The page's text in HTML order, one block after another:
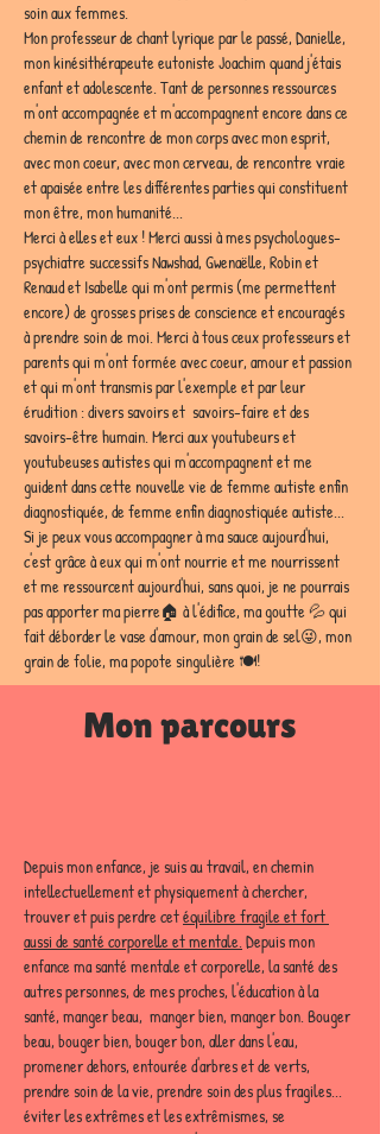
soin aux femmes.
Mon professeur de chant lyrique par le passé, Danielle,
mon kinésithérapeute eutoniste Joachim quand j'étais
enfant et adolescente. Tant de personnes ressources
m'ont accompagnée et m'accompagnent encore dans ce
chemin de rencontre de mon corps avec mon esprit,
avec mon coeur, avec mon cerveau, de rencontre vraie
et apaisée entre les différentes parties qui constituent
mon être, mon humanité...
Merci à elles et eux ! Merci aussi à mes psychologues-
psychiatre successifs Nawshad, Gwenaëlle, Robin et
Renaud et Isabelle qui m'ont permis (me permettent
encore) de grosses prises de conscience et encouragés
à prendre soin de moi. Merci à tous ceux professeurs et
parents qui m'ont formée avec coeur, amour et passion
et qui m'ont transmis par l'exemple et par leur
érudition : divers savoirs et  savoirs-faire et des
savoirs-être humain. Merci aux youtubeurs et
youtubeuses autistes qui m'accompagnent et me
guident dans cette nouvelle vie de femme autiste enfin
diagnostiquée, de femme enfin diagnostiquée autiste...
Si je peux vous accompagner à ma sauce aujourd'hui,
c'est grâce à eux qui m'ont nourrie et me nourrissent
et me ressourcent aujourd'hui, sans quoi, je ne pourrais
pas apporter ma pierre🏠 à l'édifice, ma goutte 💦 qui
fait déborder le vase d'amour, mon grain de sel😜, mon
grain de folie, ma popote singulière 🍽️!
Mon parcours
Depuis mon enfance, je suis au travail, en chemin
intellectuellement et physiquement à chercher,
trouver et puis perdre cet équilibre fragile et fort
aussi de santé corporelle et mentale. Depuis mon
enfance ma santé mentale et corporelle, la santé des
autres personnes, de mes proches, l'éducation à la
santé, manger beau,  manger bien, manger bon. Bouger
beau, bouger bien, bouger bon, aller dans l'eau,
promener dehors, entourée d'arbres et de verts,
prendre soin de la vie, prendre soin des plus fragiles...
éviter les extrêmes et les extrêmismes, se